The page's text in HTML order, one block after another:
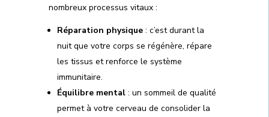
nombreux processus vitaux :
Réparation physique: c’est durant la
nuit que votre corps se régénère, répare
les tissus et renforce le système
immunitaire.
Équilibre mental: un sommeil de qualité
permet à votre cerveau de consolider la